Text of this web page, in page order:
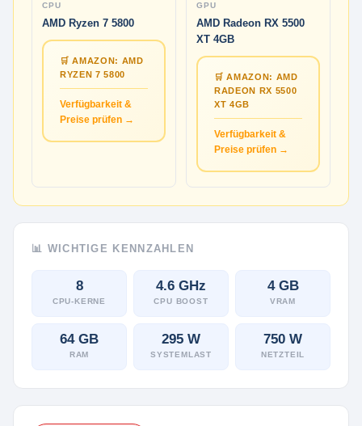
CPU
AMD Ryzen 7 5800
🛒 AMAZON: AMD
RYZEN 7 5800
Verfügbarkeit &
Preise prüfen →
GPU
AMD Radeon RX 5500
XT 4GB
🛒 AMAZON: AMD
RADEON RX 5500
XT 4GB
Verfügbarkeit &
Preise prüfen →
📊 WICHTIGE KENNZAHLEN
8
CPU-KERNE
4.6 GHz
CPU BOOST
4 GB
VRAM
64 GB
RAM
295 W
SYSTEMLAST
750 W
NETZTEIL